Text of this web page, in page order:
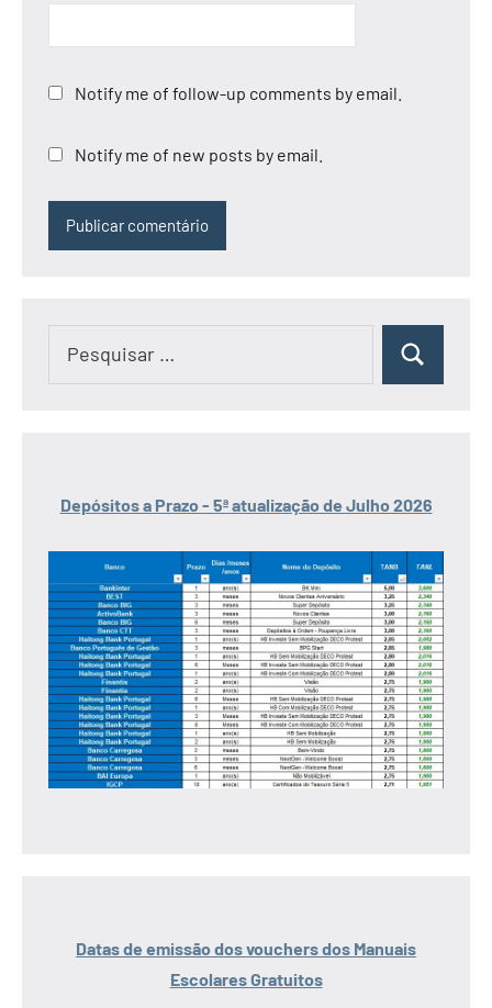
Notify me of follow-up comments by email.
Notify me of new posts by email.
Pesquisar
Depósitos a Prazo - 5ª atualização de Julho 2026
Datas de emissão dos vouchers dos Manuais
Escolares Gratuitos